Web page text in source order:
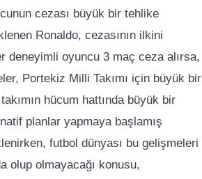
cezası büyük bir tehlike
Ronaldo, cezasının ilkini
deneyimli oyuncu 3 maç ceza alırsa,
Portekiz Milli Takımı için büyük bir
hücum hattında büyük bir
planlar yapmaya başlamış
futbol dünyası bu gelişmeleri
olup olmayacağı konusu,